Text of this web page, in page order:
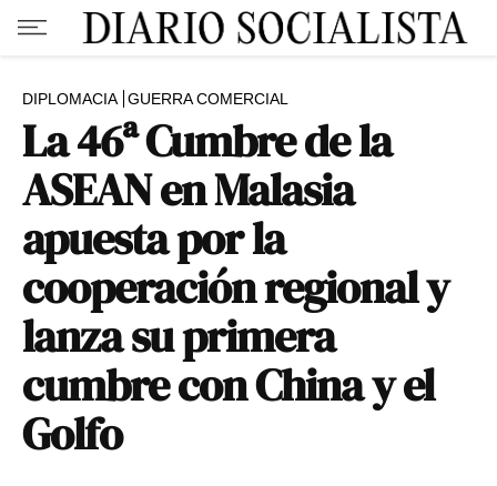
DIPLOMACIA GUERRA COMERCIAL
La 46ª Cumbre de la
ASEAN en Malasia
apuesta por la
cooperación regional y
lanza su primera
cumbre con China y el
Golfo